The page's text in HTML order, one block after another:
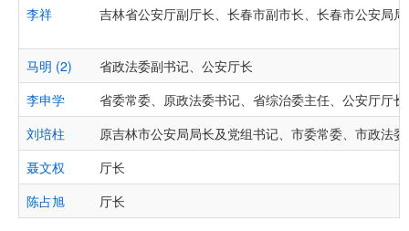
李祥 吉林省公安厅副厅长、长春市副市长、长春市公安局
马明 (2)
省政法委副书记、公安厅长
李申学
省委常委、原政法委书记、省综治委主任、公安厅厅
刘培柱
原吉林市公安局局长及党组书记、市委常委、市政法
聂文权
厅长
陈占旭
厅长